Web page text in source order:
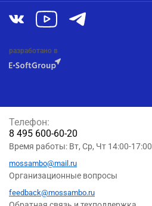
разработано в
Телефон:
8 495 600-60-20
Время работы: Вт, Ср, Чт 14:00-17:00
mossambo@mail.ru
Организационные вопросы
feedback@mossambo.ru